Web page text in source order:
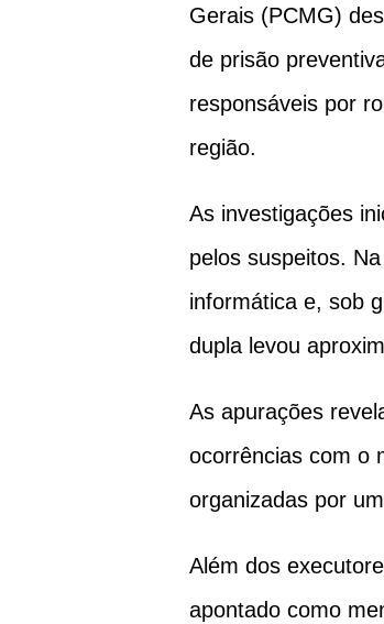
Gerais (PCMG)
de prisão
responsáveis por
região.
As investigações
pelos suspeitos.
informática e, sob
dupla levou
As apurações
ocorrências com o
organizadas por
Além dos
apontado como